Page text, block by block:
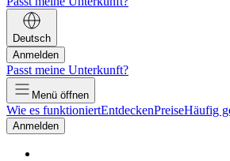
Deutsch
Anmelden
Passt meine Unterkunft?
Menü öffnen
Wie es funktioniertEntdeckenPreiseHäufig
Anmelden